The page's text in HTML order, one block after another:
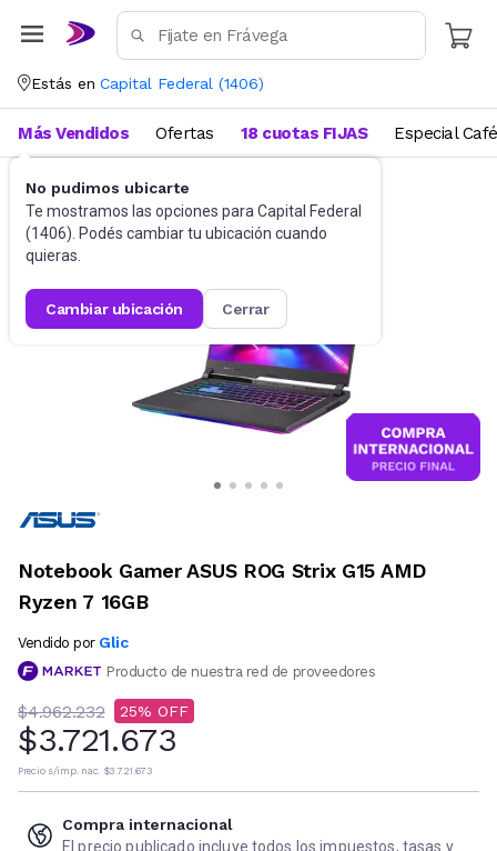
Estás en Capital Federal (1406)
No pudimos ubicarte
Te mostramos las opciones para Capital Federal
(1406). Podés cambiar tu ubicación cuando
quieras.
cambiar ubicación cerrar
Más Vendidos Ofertas 18 cuotas FIJAS Especial Café
Informática Notebooks
Notebook Gamer ASUS ROG Strix G15 AMD
Ryzen 7 16GB
Vendido por Glic
Producto de nuestra red de proveedores
$4.962.232 25
$3.721.673
Precio s/imp. nac. $3.721.673
Compra internacional
El precio publicado incluye todos los impuestos, tasas y